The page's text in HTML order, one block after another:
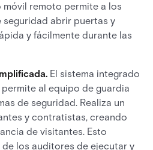
móvil remoto permite a los
abrir puertas y
y fácilmente durante las
El sistema integrado
al equipo de guardia
de seguridad. Realiza un
y contratistas, creando
de visitantes. Esto
los auditores de ejecutar y